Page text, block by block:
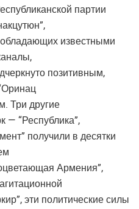
партии
известными
позитивным,
Три другие
— “Республика”,
получили в десятки
Армения”,
эти политические силы